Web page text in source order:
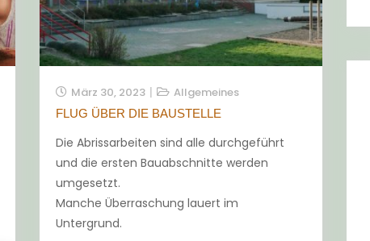
März 30, 2023 Allgemeines
FLUG ÜBER DIE BAUSTELLE
Die Abrissarbeiten sind alle durchgeführt
und die ersten Bauabschnitte werden
umgesetzt.
Manche Überraschung lauert im
Untergrund.